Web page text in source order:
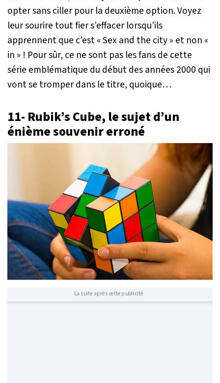
opter sans ciller pour la deuxième option. Voyez
leur sourire tout fier s’effacer lorsqu’ils
apprennent que c’est « Sex and the city » et non «
in » ! Pour sûr, ce ne sont pas les fans de cette
série emblématique du début des années 2000 qui
vont se tromper dans le titre, quoique…
11- Rubik’s Cube, le sujet d’un
énième souvenir erroné
La suite après cette publicité